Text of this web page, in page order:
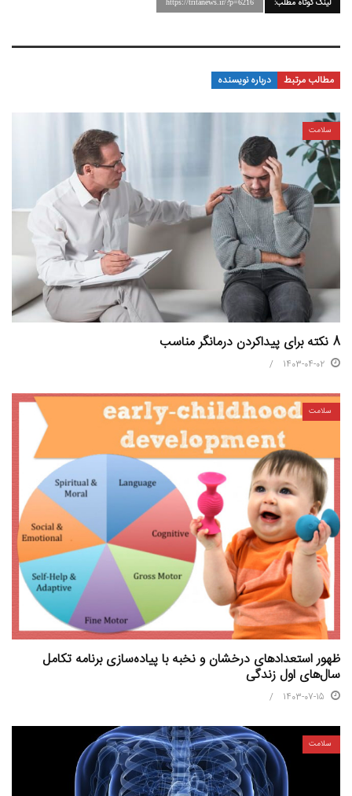
لینک کوتاه مطلب: https://tritanews.ir/?p=6216
مطالب مرتبط درباره نویسنده
سلامت
8 نکته برای پیداکردن درمانگر مناسب
1403-04-02
سلامت
ظهور استعدادهای درخشان و نخبه با پیاده‌سازی برنامه تکامل
سال‌های اول زندگی
1403-07-15
سلامت